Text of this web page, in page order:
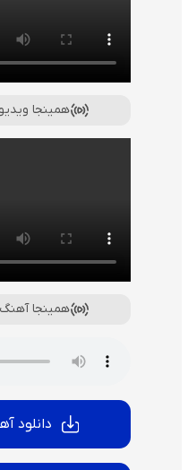
همینجا
همینجا
دانلود